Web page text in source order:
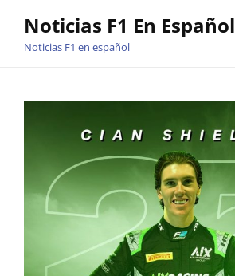
Noticias F1 En Español
Noticias F1 en español